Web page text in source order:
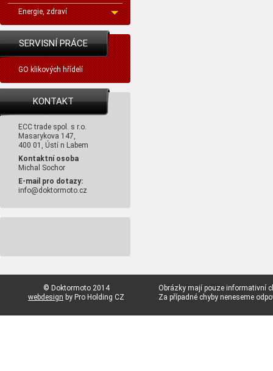
Energie, zdraví
SERVISNÍ PRÁCE
GO klikových hřídelí
KONTAKT
ECC trade spol. s r.o.
Masarykova 147,
400 01, Ústí n Labem
Kontaktní osoba
Michal Sochor
E-mail pro dotazy:
info@doktormoto.cz
© Doktormoto 2014
webdesign by Pro Holding CZ
Obrázky mají pouze informativní
Za případné chyby neneseme